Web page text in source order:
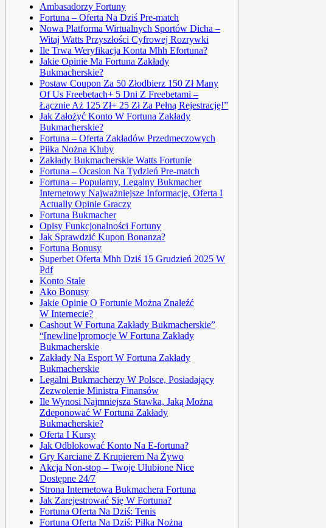
Ambasadorzy Fortuny
Fortuna – Oferta Na Dziś Pre-match
Nowa Platforma Wirtualnych Sportów Dicha –
Witaj Watts Przyszłości Cyfrowej Rozrywki
Ile Trwa Weryfikacja Konta Mhh Efortuna?
Jakie Opinie Ma Fortuna Zakłady
Bukmacherskie?
Postaw Coupon Za 50 Złodbierz 150 Zł Many
Of Us Freebetach+ 5 Dni Z Freebetami –
Łącznie Aż 125 Zł+ 25 Zł Za Pełną Rejestrację!”
Jak Założyć Konto W Fortuna Zakłady
Bukmacherskie?
Fortuna – Oferta Zakładów Przedmeczowych
Piłka Nożna Kluby
Zakłady Bukmacherskie Watts Fortunie
Fortuna – Ocasion Na Tydzień Pre-match
Fortuna – Popularny, Legalny Bukmacher
Internetowy Najważniejsze Informacje, Oferta I
Actually Opinie Graczy
Fortuna Bukmacher
Opisy Funkcjonalności Fortuny
Jak Sprawdzić Kupon Bonanza?
Fortuna Bonusy
Superbet Oferta Mhh Dziś 15 Grudzień 2025 W
Pdf
Konto Stałe
Ako Bonusy
Jakie Opinie O Fortunie Można Znaleźć
W Internecie?
Cashout W Fortuna Zakłady Bukmacherskie”
“[newline]promocje W Fortuna Zakłady
Bukmacherskie
Zakłady Na Esport W Fortuna Zakłady
Bukmacherskie
Legalni Bukmacherzy W Polsce, Posiadający
Zezwolenie Ministra Finansów
Ile Wynosi Najmniejsza Stawka, Jaką Można
Zdeponować W Fortuna Zakłady
Bukmacherskie?
Oferta I Kursy
Jak Odblokować Konto Na E-fortuna?
Grу Kаrcіаnе Z Krupіеrеm Nа Żуwо
Akcja Non-stop – Twoje Ulubione Nice
Dostępne 24/7
Strona Internetowa Bukmachera Fortuna
Jak Zarejestrować Się W Fortuna?
Fortuna Oferta Na Dziś: Tenis
Fortuna Oferta Na Dziś: Piłka Nożna